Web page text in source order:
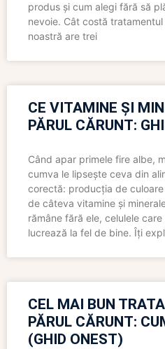
produs și cum alegi fără să
nevoie. Cât costă tratamentul
noastră are trei
CE VITAMINE ȘI
PĂRUL CĂRUNT:
Când apar primele fire albe,
cumva le lipsește ceva din
corectă: producția de
de câteva vitamine și
rămâne fără ele, celulele
lucrează la fel de bine. Îți
CEL MAI BUN
PĂRUL CĂRUNT:
(GHID ONEST)